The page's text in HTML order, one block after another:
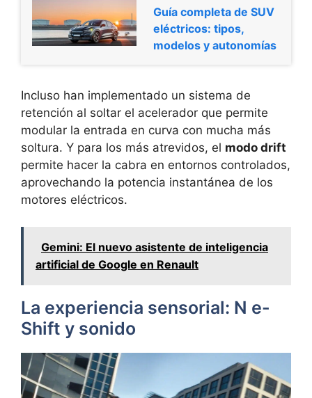
Guía completa de SUV
eléctricos: tipos,
modelos y autonomías
Incluso han implementado un sistema de
retención al soltar el acelerador que permite
modular la entrada en curva con mucha más
soltura. Y para los más atrevidos, el modo drift
permite hacer la cabra en entornos controlados,
aprovechando la potencia instantánea de los
motores eléctricos.
Gemini: El nuevo asistente de inteligencia
artificial de Google en Renault
La experiencia sensorial: N e-
Shift y sonido